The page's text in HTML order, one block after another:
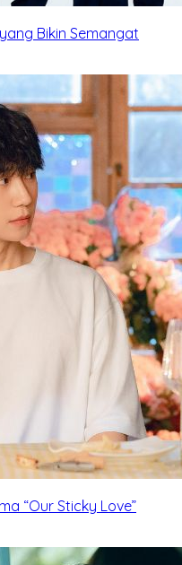
Bikin Semangat
“Our Sticky Love”